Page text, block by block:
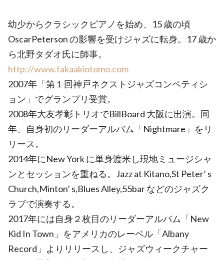
幼少からクラシックピアノを始め、15 歳の頃
OscarPeterson の影響を受けジャズに転身。17 歳か
ら北野タダオ氏に師事。
http://www.takaakiotomo.com
2007年「第１回神戸ネクストジャズコンペティシ
ョン」でグランプリ受賞。
2008年大友孝彰トリオでBillBoard 大阪に出演。同
年、自身初のリーダーアルバム「Nightmare」をリ
リース。
2014年にNew York に単身渡米し現地ミュージシャ
ンとセッションを重ねる。Jazz at Kitano,St Peter’ s
Church,Minton’ s,Blues Alley,55bar などのジャズク
ラブで演奏する。
2017年には自身２枚目のリーダーアルバム「New
Kid In Town」をアメリカのレーベル「Albany
Record」よりリリースし、ジャズウィークチャー